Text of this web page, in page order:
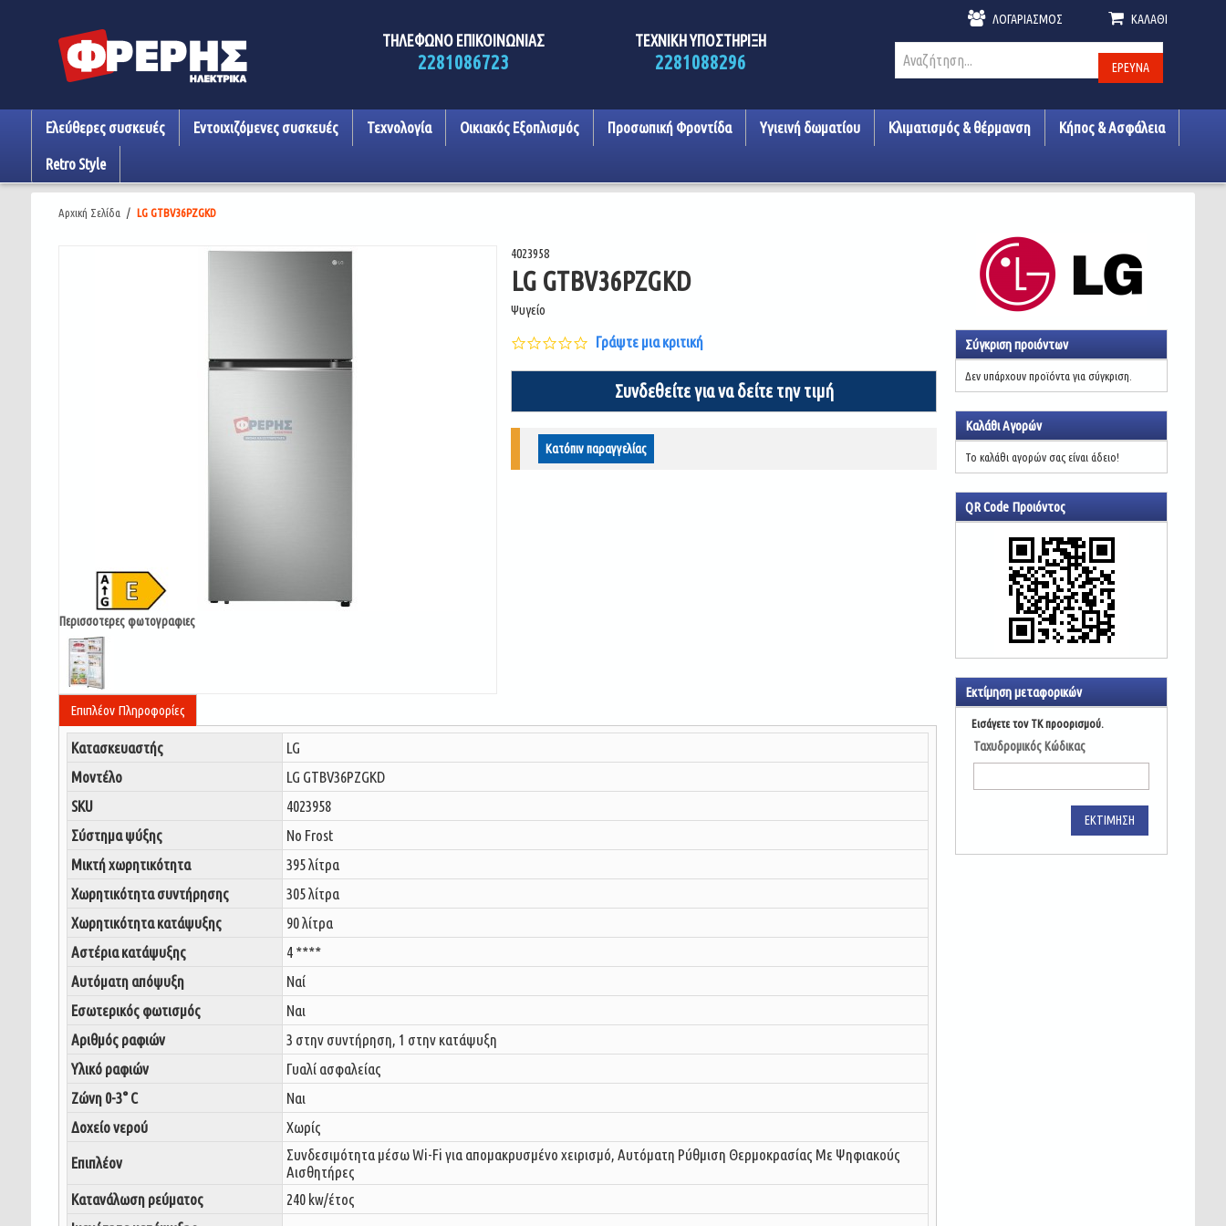
ΤΗΛΕΦΩΝΟ ΕΠΙΚΟΙΝΩΝΙΑΣ
2281086723
ΤΕΧΝΙΚΗ ΥΠΟΣΤΗΡΙΞΗ
2281088296
ΛΟΓΑΡΙΑΣΜΌΣ ΚΑΛΆΘΙ
ΈΡΕΥΝΑ
Ελεύθερες συσκευές Εντοιχιζόμενες συσκευές Τεχνολογία Οικιακός Εξοπλισμός Προσωπική Φροντίδα Υγιεινή δωματίου Κλιματισμός & θέρμανση Κήπος & Ασφάλεια
Retro Style
Αρχική Σελίδα / LG GTBV36PZGKD
4023958
LG GTBV36PZGKD
Ψυγείο
0.0
star
rating
Γράψτε μια κριτική
Περισσοτερες φωτογραφιες
Συνδεθείτε για να δείτε την τιμή
Κατόπιν παραγγελίας
Επιπλέον Πληροφορίες
Κατασκευαστής
LG
Μοντέλο
LG GTBV36PZGKD
SKU
4023958
Σύστημα ψύξης
No Frost
Μικτή χωρητικότητα
395 λίτρα
Χωρητικότητα συντήρησης
305 λίτρα
Χωρητικότητα κατάψυξης
90 λίτρα
Αστέρια κατάψυξης
4 ****
Αυτόματη απόψυξη
Ναί
Εσωτερικός φωτισμός
Ναι
Αριθμός ραφιών
3 στην συντήρηση, 1 στην κατάψυξη
Υλικό ραφιών
Γυαλί ασφαλείας
Ζώνη 0-3° C
Ναι
Δοχείο νερού
Χωρίς
Επιπλέον
Συνδεσιμότητα μέσω Wi-Fi για απομακρυσμένο χειρισμό, Αυτόματη Ρύθμιση Θερμοκρασίας Με Ψηφιακούς
Αισθητήρες
Κατανάλωση ρεύματος
240 kw/έτος
Σύγκριση προιόντων
Δεν υπάρχουν προϊόντα για σύγκριση.
Καλάθι Αγορών
Το καλάθι αγορών σας είναι άδειο!
QR Code Προιόντος
Εκτίμηση μεταφορικών
Εισάγετε τον ΤΚ προορισμού.
Ταχυδρομικός Κώδικας
ΕΚΤΊΜΗΣΗ